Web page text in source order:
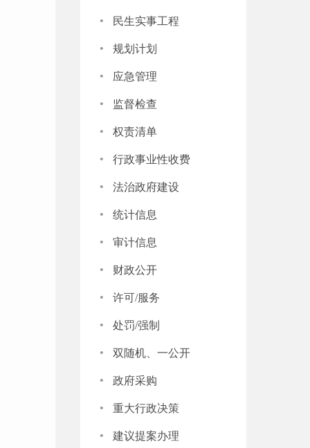
· 民生实事工程
· 规划计划
· 应急管理
· 监督检查
· 权责清单
· 行政事业性收费
· 法治政府建设
· 统计信息
· 审计信息
· 财政公开
· 许可/服务
· 处罚/强制
· 双随机、一公开
· 政府采购
· 重大行政决策
· 建议提案办理